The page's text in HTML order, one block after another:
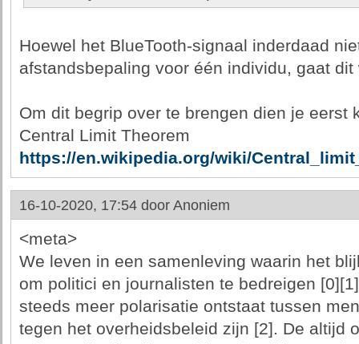
Hoewel het BlueTooth-signaal inderdaad
afstandsbepaling voor één individu, gaat
Om dit begrip over te brengen dien je eerst
Central Limit Theorem
https://en.wikipedia.org/wiki/
16-10-2020, 17:54 door Anoniem
<meta>
We leven in een samenleving waarin het
om politici en journalisten te bedreigen
steeds meer polarisatie ontstaat tussen
tegen het overheidsbeleid zijn [2]. De altijd